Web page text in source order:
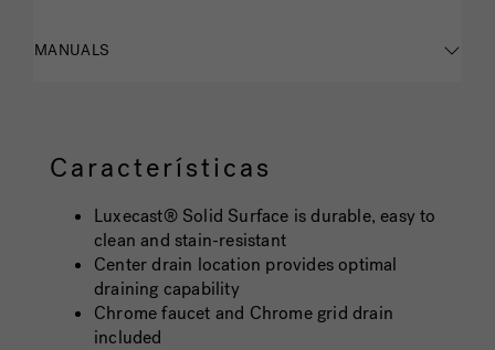
MANUALS
Características
Luxecast® Solid Surface is durable, easy to
clean and stain-resistant
Center drain location provides optimal
draining capability
Chrome faucet and Chrome grid drain
included